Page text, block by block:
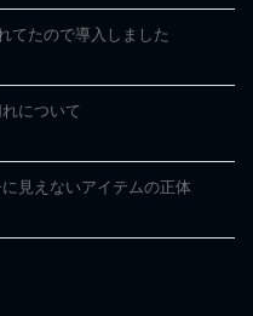
てたので導入しました
について
見えないアイテムの正体